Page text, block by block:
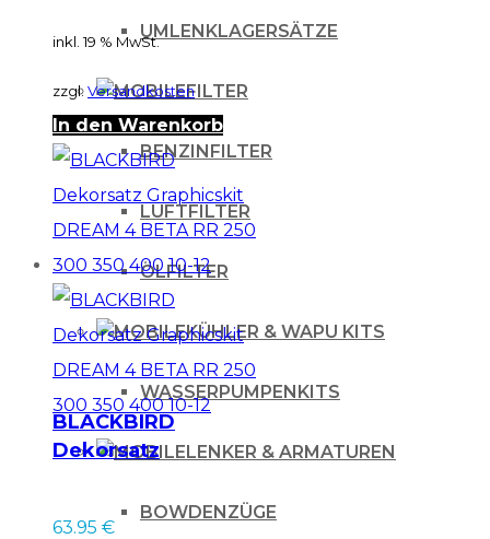
UMLENKLAGERSÄTZE
FILTER
BENZINFILTER
LUFTFILTER
ÖLFILTER
KÜHLER & WAPU KITS
WASSERPUMPENKITS
LENKER & ARMATUREN
BOWDENZÜGE
inkl. 19 % MwSt.
zzgl.Versandkosten
In den Warenkorb
BLACKBIRD
Dekorsatz
4 BETA RR 250 300
63.95 €